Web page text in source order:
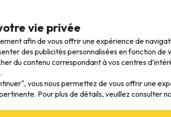
Alpes du Sud
vie privée
afin de vous offrir une expérience de
des publicités personnalisées en fonction de
du contenu correspondant à vos centres
vous nous permettez de vous offrir une
Pour plus de détails, veuillez consulter